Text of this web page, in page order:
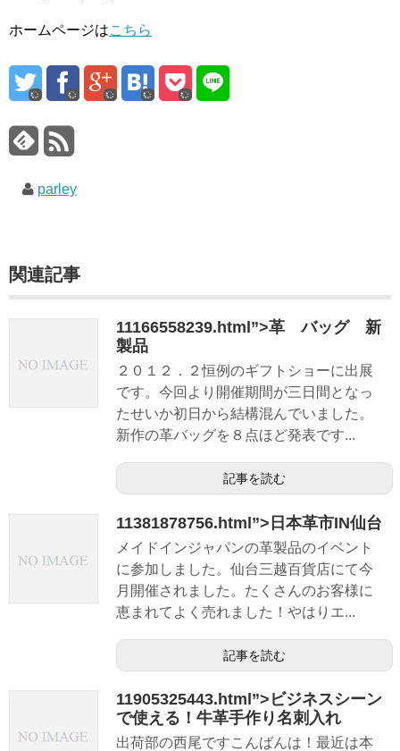
ホームページはこちら
parley
関連記事
11166558239.html”>革 バッグ 新
製品
２０１２．２恒例のギフトショーに出展
です。今回より開催期間が三日間となっ
たせいか初日から結構混んでいました。
新作の革バッグを８点ほど発表です...
記事を読む
11381878756.html”>日本革市IN仙台
メイドインジャパンの革製品のイベント
に参加しました。仙台三越百貨店にて今
月開催されました。たくさんのお客様に
恵まれてよく売れました！やはりエ...
記事を読む
11905325443.html”>ビジネスシーン
で使える！牛革手作り名刺入れ
出荷部の西尾ですこんばんは！最近は本